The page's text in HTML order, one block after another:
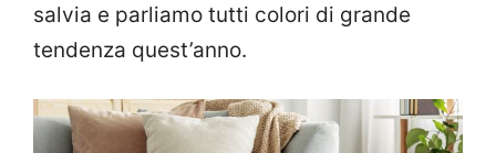
salvia e parliamo tutti colori di grande
tendenza quest’anno.